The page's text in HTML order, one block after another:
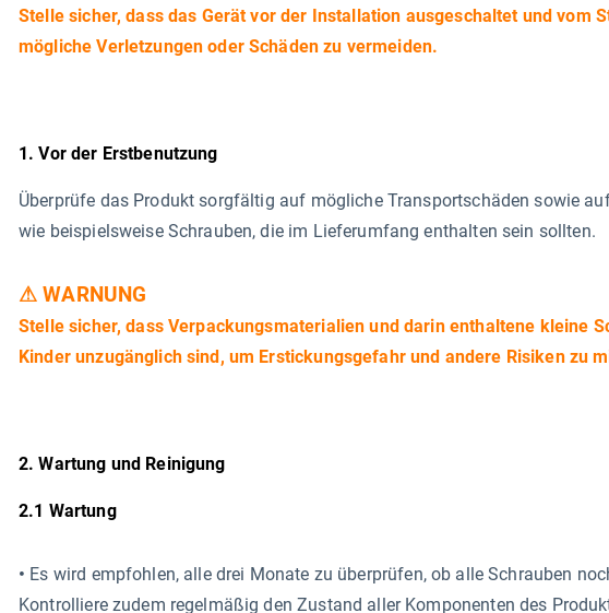
Stelle sicher, dass das Gerät vor der Installation ausgeschaltet und vom
mögliche Verletzungen oder Schäden zu vermeiden.
1. Vor der Erstbenutzung
Überprüfe das Produkt sorgfältig auf mögliche Transportschäden sowie
wie beispielsweise Schrauben, die im Lieferumfang enthalten sein sollten.
⚠ WARNUNG
Stelle sicher, dass Verpackungsmaterialien und darin enthaltene kleine
Kinder unzugänglich sind, um Erstickungsgefahr und andere Risiken zu
2. Wartung und Reinigung
2.1 Wartung
• Es wird empfohlen, alle drei Monate zu überprüfen, ob alle Schrauben
Kontrolliere zudem regelmäßig den Zustand aller Komponenten des